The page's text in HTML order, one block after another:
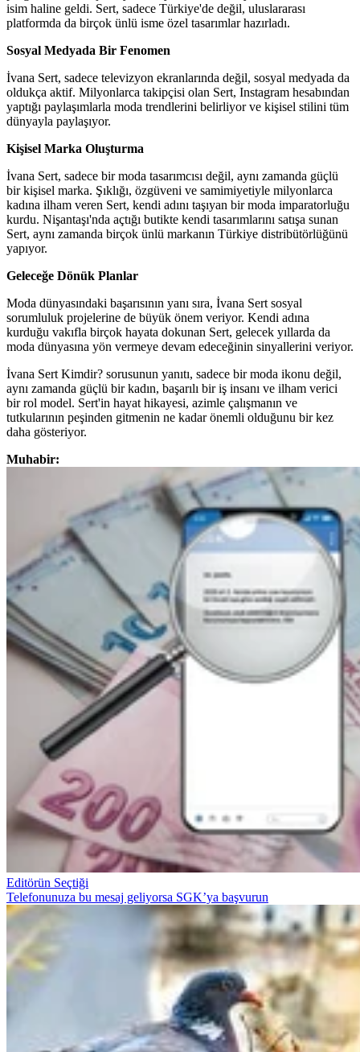
isim haline geldi. Sert, sadece Türkiye'de değil, uluslararası
platformda da birçok ünlü isme özel tasarımlar hazırladı.
Sosyal Medyada Bir Fenomen
İvana Sert, sadece televizyon ekranlarında değil, sosyal medyada da
oldukça aktif. Milyonlarca takipçisi olan Sert, Instagram hesabından
yaptığı paylaşımlarla moda trendlerini belirliyor ve kişisel stilini tüm
dünyayla paylaşıyor.
Kişisel Marka Oluşturma
İvana Sert, sadece bir moda tasarımcısı değil, aynı zamanda güçlü
bir kişisel marka. Şıklığı, özgüveni ve samimiyetiyle milyonlarca
kadına ilham veren Sert, kendi adını taşıyan bir moda imparatorluğu
kurdu. Nişantaşı'nda açtığı butikte kendi tasarımlarını satışa sunan
Sert, aynı zamanda birçok ünlü markanın Türkiye distribütörlüğünü
yapıyor.
Geleceğe Dönük Planlar
Moda dünyasındaki başarısının yanı sıra, İvana Sert sosyal
sorumluluk projelerine de büyük önem veriyor. Kendi adına
kurduğu vakıfla birçok hayata dokunan Sert, gelecek yıllarda da
moda dünyasına yön vermeye devam edeceğinin sinyallerini veriyor.
İvana Sert Kimdir? sorusunun yanıtı, sadece bir moda ikonu değil,
aynı zamanda güçlü bir kadın, başarılı bir iş insanı ve ilham verici
bir rol model. Sert'in hayat hikayesi, azimle çalışmanın ve
tutkularının peşinden gitmenin ne kadar önemli olduğunu bir kez
daha gösteriyor.
Muhabir:
Editörün Seçtiği
Telefonunuza bu mesaj geliyorsa SGK’ya başvurun